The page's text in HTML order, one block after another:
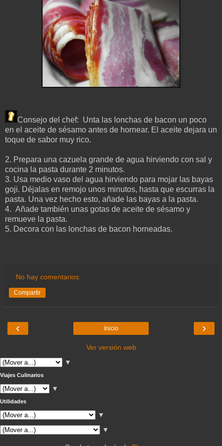
Consejo del chef: Unta las lonchas de bacon un poco
en el aceite de sésamo antes de hornear. El aceite dejara un
toque de sabor muy rico.
2. Prepara una cazuela grande de agua hirviendo con sal y
cocina la pasta durante 2 minutos.
3. Usa medio vaso del agua hirviendo para mojar las bayas
goji. Déjalas en remojo unos minutos, hasta que escurras la
pasta. Una vez hecho esto, añade las bayas a la pasta.
4. Añade también unas gotas de aceite de sésamo y
remueve la pasta.
5. Decora con las lonchas de bacon horneadas.
No hay comentarios:
Compartir
‹ ›
Inicio
Ver versión web
▼
Viajes Culinarios
▼
Utilidades
▼
▼